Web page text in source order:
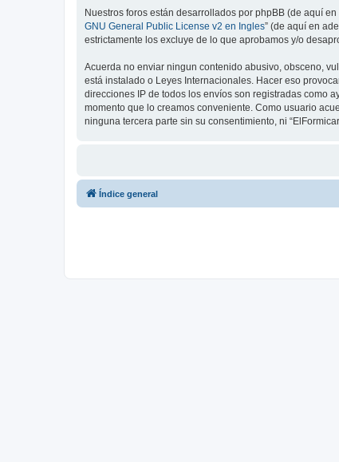
Nuestros foros están desarrollados por phpBB (de aquí en
GNU General Public License v2 en Ingles” (de aquí en
estrictamente los excluye de lo que aprobamos y/o
Acuerda no enviar ningun contenido abusivo, obsceno,
está instalado o Leyes Internacionales. Hacer eso
direcciones IP de todos los envíos son registradas como
momento que lo creamos conveniente. Como usuario
ninguna tercera parte sin su consentimiento, ni
Índice general